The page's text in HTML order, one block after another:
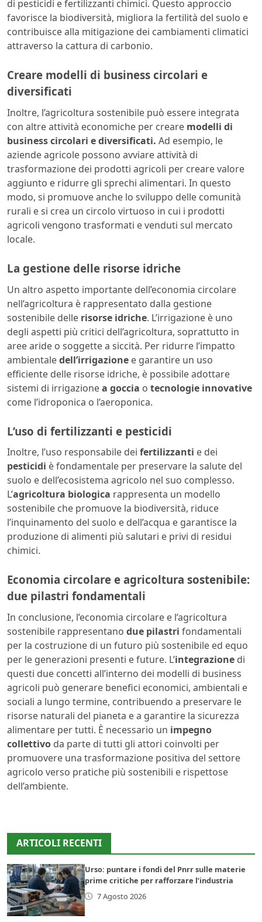
di pesticidi e fertilizzanti chimici. Questo approccio
favorisce la biodiversità, migliora la fertilità del suolo e
contribuisce alla mitigazione dei cambiamenti climatici
attraverso la cattura di carbonio.
Creare modelli di business circolari e
diversificati
Inoltre, l’agricoltura sostenibile può essere integrata
con altre attività economiche per creare modelli di
businesscircolari e diversificati. Ad esempio, le
aziende agricole possono avviare attività di
trasformazione dei prodotti agricoli per creare valore
aggiunto e ridurre gli sprechi alimentari. In questo
modo, si promuove anche lo sviluppo delle comunità
rurali e si crea un circolo virtuoso in cui i prodotti
agricoli vengono trasformati e venduti sul mercato
locale.
La gestione delle risorse idriche
Un altro aspetto importante dell’economia circolare
nell’agricoltura è rappresentato dalla gestione
sostenibile delle risorse idriche. L’irrigazione è uno
degli aspetti più critici dell’agricoltura, soprattutto in
aree aride o soggette a siccità. Per ridurre l’impatto
ambientaledell’irrigazione e garantire un uso
efficiente delle risorse idriche, è possibile adottare
sistemi di irrigazionea goccia o tecnologie innovative
come l’idroponica o l’aeroponica.
L’uso di fertilizzanti e pesticidi
Inoltre, l’uso responsabile dei fertilizzanti e dei
pesticidi è fondamentale per preservare la salute del
suolo e dell’ecosistema agricolo nel suo complesso.
L’agricoltura biologica rappresenta un modello
sostenibile che promuove la biodiversità, riduce
l’inquinamento del suolo e dell’acqua e garantisce la
produzione di alimenti più salutari e privi di residui
chimici.
Economia circolare e agricoltura sostenibile:
due pilastri fondamentali
In conclusione, l’economia circolare e l’agricoltura
sostenibile rappresentano due pilastri fondamentali
per la costruzione di un futuro più sostenibile ed equo
per le generazioni presenti e future. L’integrazione di
questi due concetti all’interno dei modelli di business
agricoli può generare benefici economici, ambientali e
sociali a lungo termine, contribuendo a preservare le
risorse naturali del pianeta e a garantire la sicurezza
alimentare per tutti. È necessario un impegno
collettivo da parte di tutti gli attori coinvolti per
promuovere una trasformazione positiva del settore
agricolo verso pratiche più sostenibili e rispettose
dell’ambiente.
ARTICOLI RECENTI
Urso: puntare i fondi del Pnrr sulle materie
prime critiche per rafforzare l’industria
7 Agosto 2026